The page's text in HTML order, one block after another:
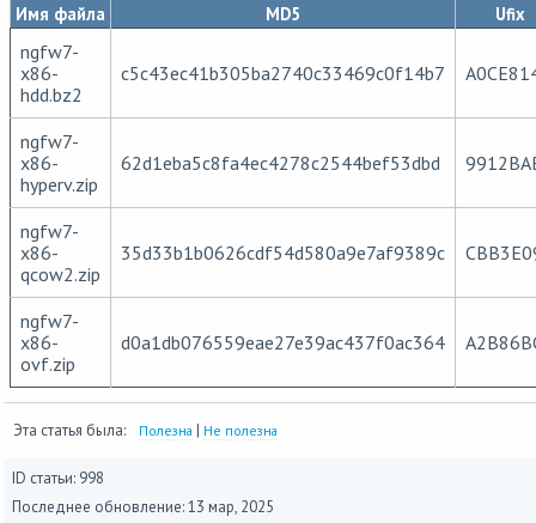
Имя файла MD5 Ufix
ngfw7-
x86-
hdd.bz2
c5c43ec41b305ba2740c33469c0f14b7
ngfw7-
x86-
hyperv.zip
62d1eba5c8fa4ec4278c2544bef53dbd
ngfw7-
x86-
qcow2.zip
35d33b1b0626cdf54d580a9e7af9389c
ngfw7-
x86-
ovf.zip
d0a1db076559eae27e39ac437f0ac364
Эта статья была: Полезна | Не полезна
ID статьи: 998
Последнее обновление:13 мар, 2025